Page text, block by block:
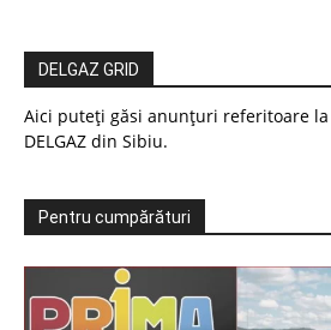
DELGAZ GRID
Aici puteți găsi anunțuri referitoare
DELGAZ din Sibiu.
Pentru cumpărături